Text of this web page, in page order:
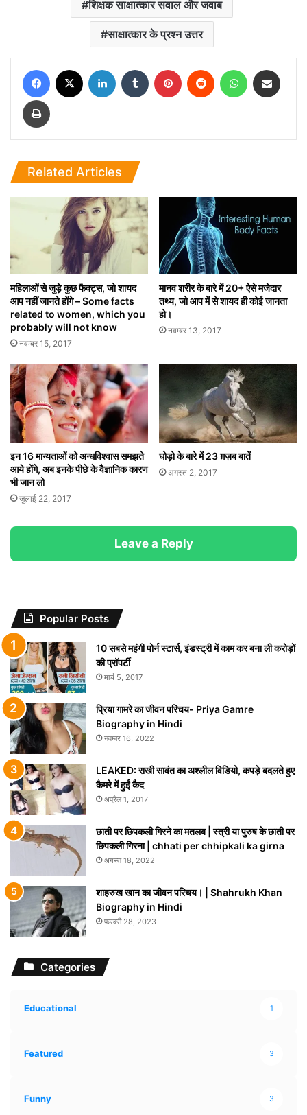
शिक्षक साक्षात्कार सवाल और जवाब
साक्षात्कार के प्रश्न उत्तर
Facebook LinkedIn Tumblr Pinterest Reddit WhatsApp
Print
Related Articles
महिलाओं से जुड़े कुछ फैक्ट्स, जो शायद
आप नहीं जानते होंगे – Some facts
related to women, which you
probably will not know
नवम्बर 15, 2017
मानव शरीर के बारे में 20+ ऐसे मजेदार
तथ्य, जो आप में से शायद ही कोई जानता
हो।
नवम्बर 13, 2017
इन 16 मान्यताओं को अन्धविश्वास समझते
आये होंगे, अब इनके पीछे के वैज्ञानिक कारण
भी जान लो
जुलाई 22, 2017
घोड़ो के बारे में 23 ग़ज़ब बातें
अगस्त 2, 2017
Leave a Reply
Popular Posts
10 सबसे महंगी पोर्न स्टार्स, इंडस्ट्री में काम कर बना ली करोड़ों
की प्रॉपर्टी
मार्च 5, 2017
प्रिया गामरे का जीवन परिचय- Priya Gamre
Biography in Hindi
नवम्बर 16, 2022
LEAKED: राखी सावंत का अश्लील विडियो, कपड़े बदलते हुए
कैमरे में हुईं कैद
अप्रैल 1, 2017
छाती पर छिपकली गिरने का मतलब | स्त्री या पुरुष के छाती पर
छिपकली गिरना | chhati per chhipkali ka girna
अगस्त 18, 2022
शाहरुख खान का जीवन परिचय। | Shahrukh Khan
Biography in Hindi
फ़रवरी 28, 2023
Categories
Educational 1
Featured 3
Funny 3